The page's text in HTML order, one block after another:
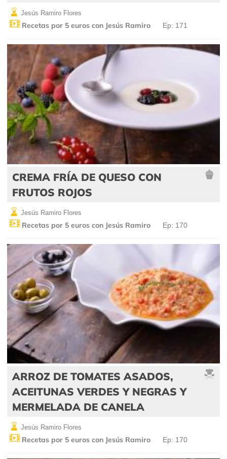
Jesús Ramiro Flores
Recetas por 5 euros con Jesús Ramiro Ep: 171
CREMA FRÍA DE QUESO CON
FRUTOS ROJOS
Jesús Ramiro Flores
Recetas por 5 euros con Jesús Ramiro Ep: 170
ARROZ DE TOMATES ASADOS,
ACEITUNAS VERDES Y NEGRAS Y
MERMELADA DE CANELA
Jesús Ramiro Flores
Recetas por 5 euros con Jesús Ramiro Ep: 170